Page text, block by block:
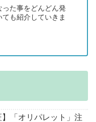
た事をどんどん発
も紹介していきま
】「オリパレット」注